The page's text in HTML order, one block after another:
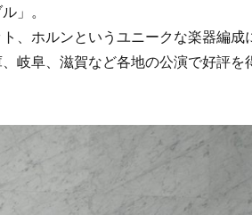
」。
、ホルンというユニークな楽器編成
岐阜、滋賀など各地の公演で好評を